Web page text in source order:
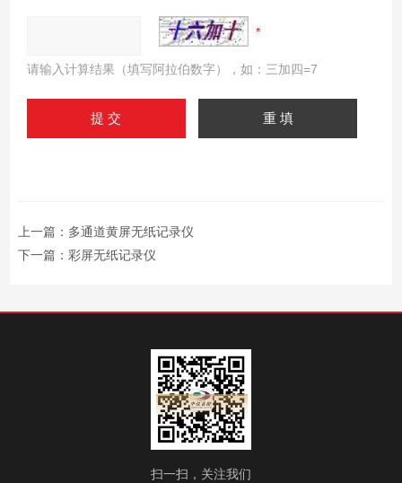
请输入计算结果（填写阿拉伯数字），如：三加四=7
上一篇： 多通道黄屏无纸记录仪
下一篇： 彩屏无纸记录仪
扫一扫，关注我们